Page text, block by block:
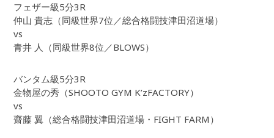
フェザー級5分3R
仲山 貴志（同級世界7位／総合格闘技津田沼道場）
vs
青井 人（同級世界8位／BLOWS）
バンタム級5分3R
金物屋の秀（SHOOTO GYM K’zFACTORY）
vs
齋藤 翼（総合格闘技津田沼道場・FIGHT FARM）